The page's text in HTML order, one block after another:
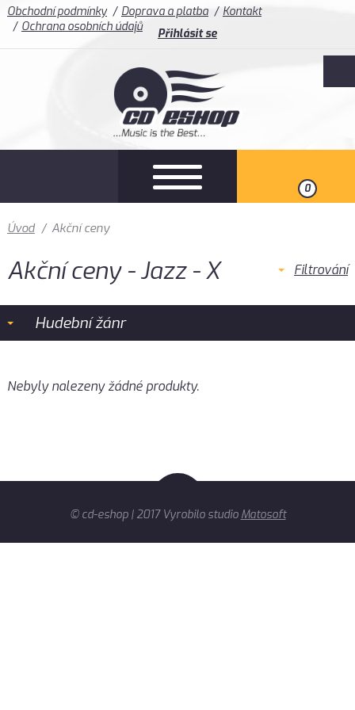
Obchodní podmínky Doprava a platba
Kontakt
Ochrana osobních údajů
Přihlásit se
0
Úvod / Akční ceny
Akční ceny - Jazz - X Filtrování
Hudební žánr
Nebyly nalezeny žádné produkty.
© cd-eshop | 2017 Vyrobilo studio Matosoft